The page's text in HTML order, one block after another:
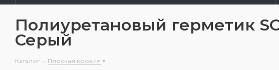
Полиуретановый герметик
Серый
Каталог - Плоская кровля